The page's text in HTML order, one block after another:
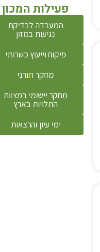
פעילות המכון
המעבדה לבדיקת
נגיעות במזון
פיקוח וייעוץ כשרותי
מחקר תורני
מחקר יישומי במצוות
התלויות בארץ
ימי עיון והרצאות